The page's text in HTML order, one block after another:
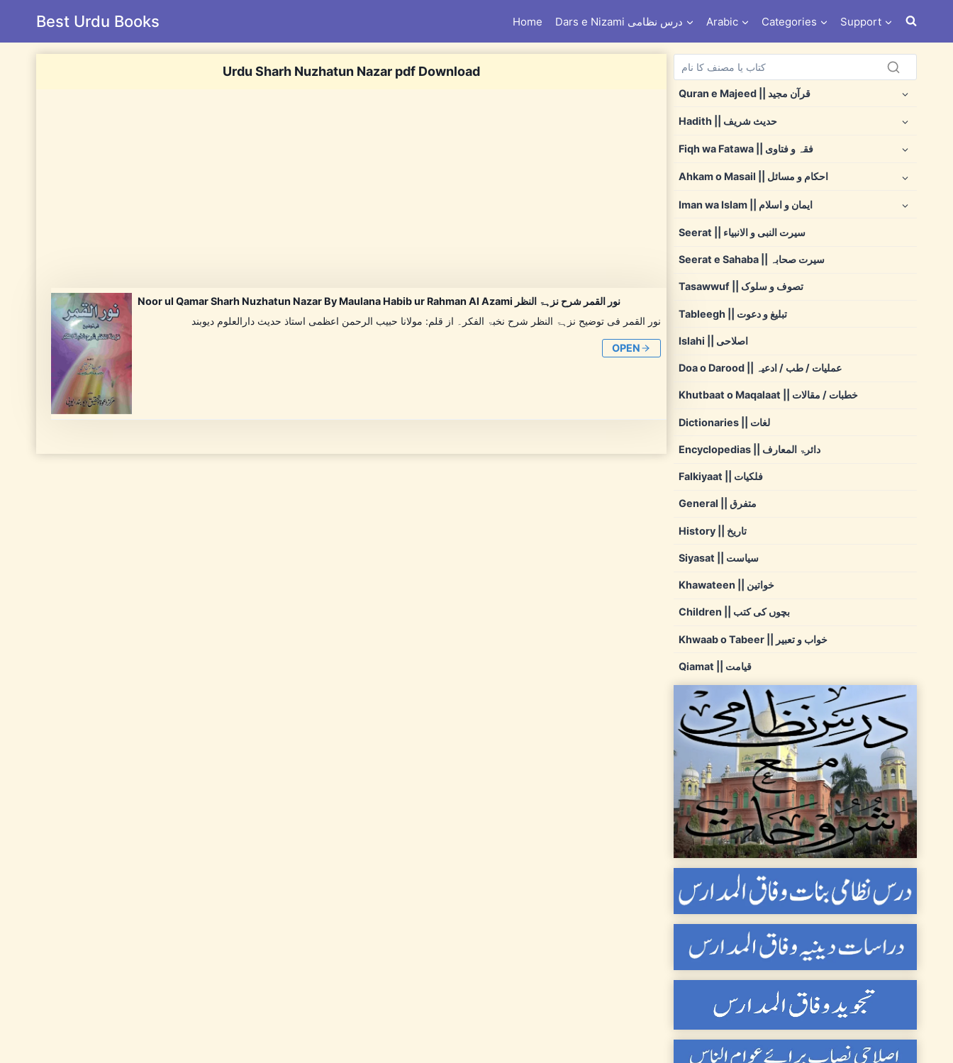
Best Urdu Books Home Dars e Nizami درس نظامی Arabic Categories Support
Urdu Sharh Nuzhatun Nazar pdf Download
Noor ul Qamar Sharh Nuzhatun Nazar By Maulana Habib ur Rahman Al Azami نور القمر شرح نزہۃ النظر
نور القمر فی توضیح نزہۃ النظر شرح نخبۃ الفکر۔ از قلم: مولانا حبیب الرحمن اعظمی استاذ حدیث دارالعلوم دیوبند
OPEN
Quran e Majeed || قرآن مجید
Hadith || حدیث شریف
Fiqh wa Fatawa || فقہ و فتاوی
Ahkam o Masail || احکام و مسائل
Iman wa Islam || ایمان و اسلام
Seerat || سیرت النبی و الانبیاء
Seerat e Sahaba || سیرت صحابہ
Tasawwuf || تصوف و سلوک
Tableegh || تبلیغ و دعوت
Islahi || اصلاحی
Doa o Darood || عملیات / طب / ادعیہ
Khutbaat o Maqalaat || خطبات / مقالات
Dictionaries || لغات
Encyclopedias || دائرۃ المعارف
Falkiyaat || فلکیات
General || متفرق
History || تاریخ
Siyasat || سیاست
Khawateen || خواتین
Children || بچوں کی کتب
Khwaab o Tabeer || خواب و تعبیر
Qiamat || قیامت